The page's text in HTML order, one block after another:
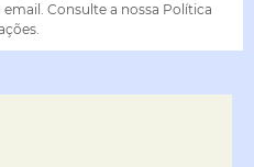
Consulte a nossa Política